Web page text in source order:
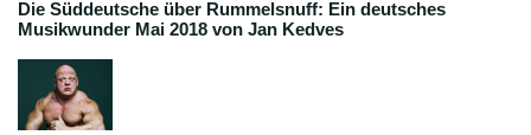
Die Süddeutsche über Rummelsnuff: Ein deutsches
Musikwunder Mai 2018 von Jan Kedves